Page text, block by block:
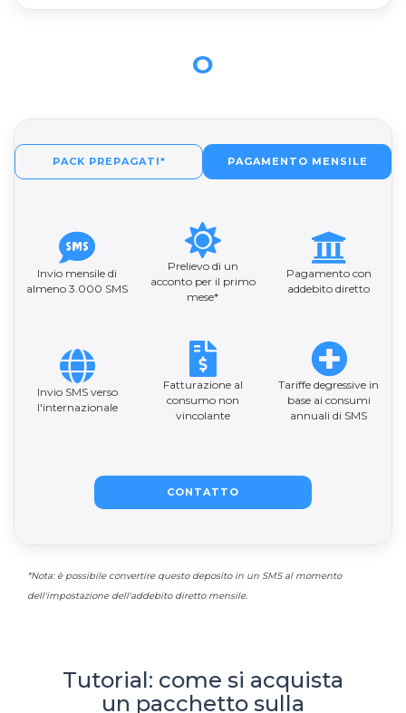
O
PACK PREPAGATI* PAGAMENTO MENSILE
Invio mensile di
almeno 3.000 SMS
Prelievo di un
acconto per il primo
mese*
Pagamento con
addebito diretto
Invio SMS verso
l'internazionale
Fatturazione al
consumo non
vincolante
Tariffe degressive in
base ai consumi
annuali di SMS
CONTATTO
*Nota: è possibile convertire questo deposito in un SMS al momento
dell'impostazione dell'addebito diretto mensile.
Tutorial: come si acquista
un pacchetto sulla